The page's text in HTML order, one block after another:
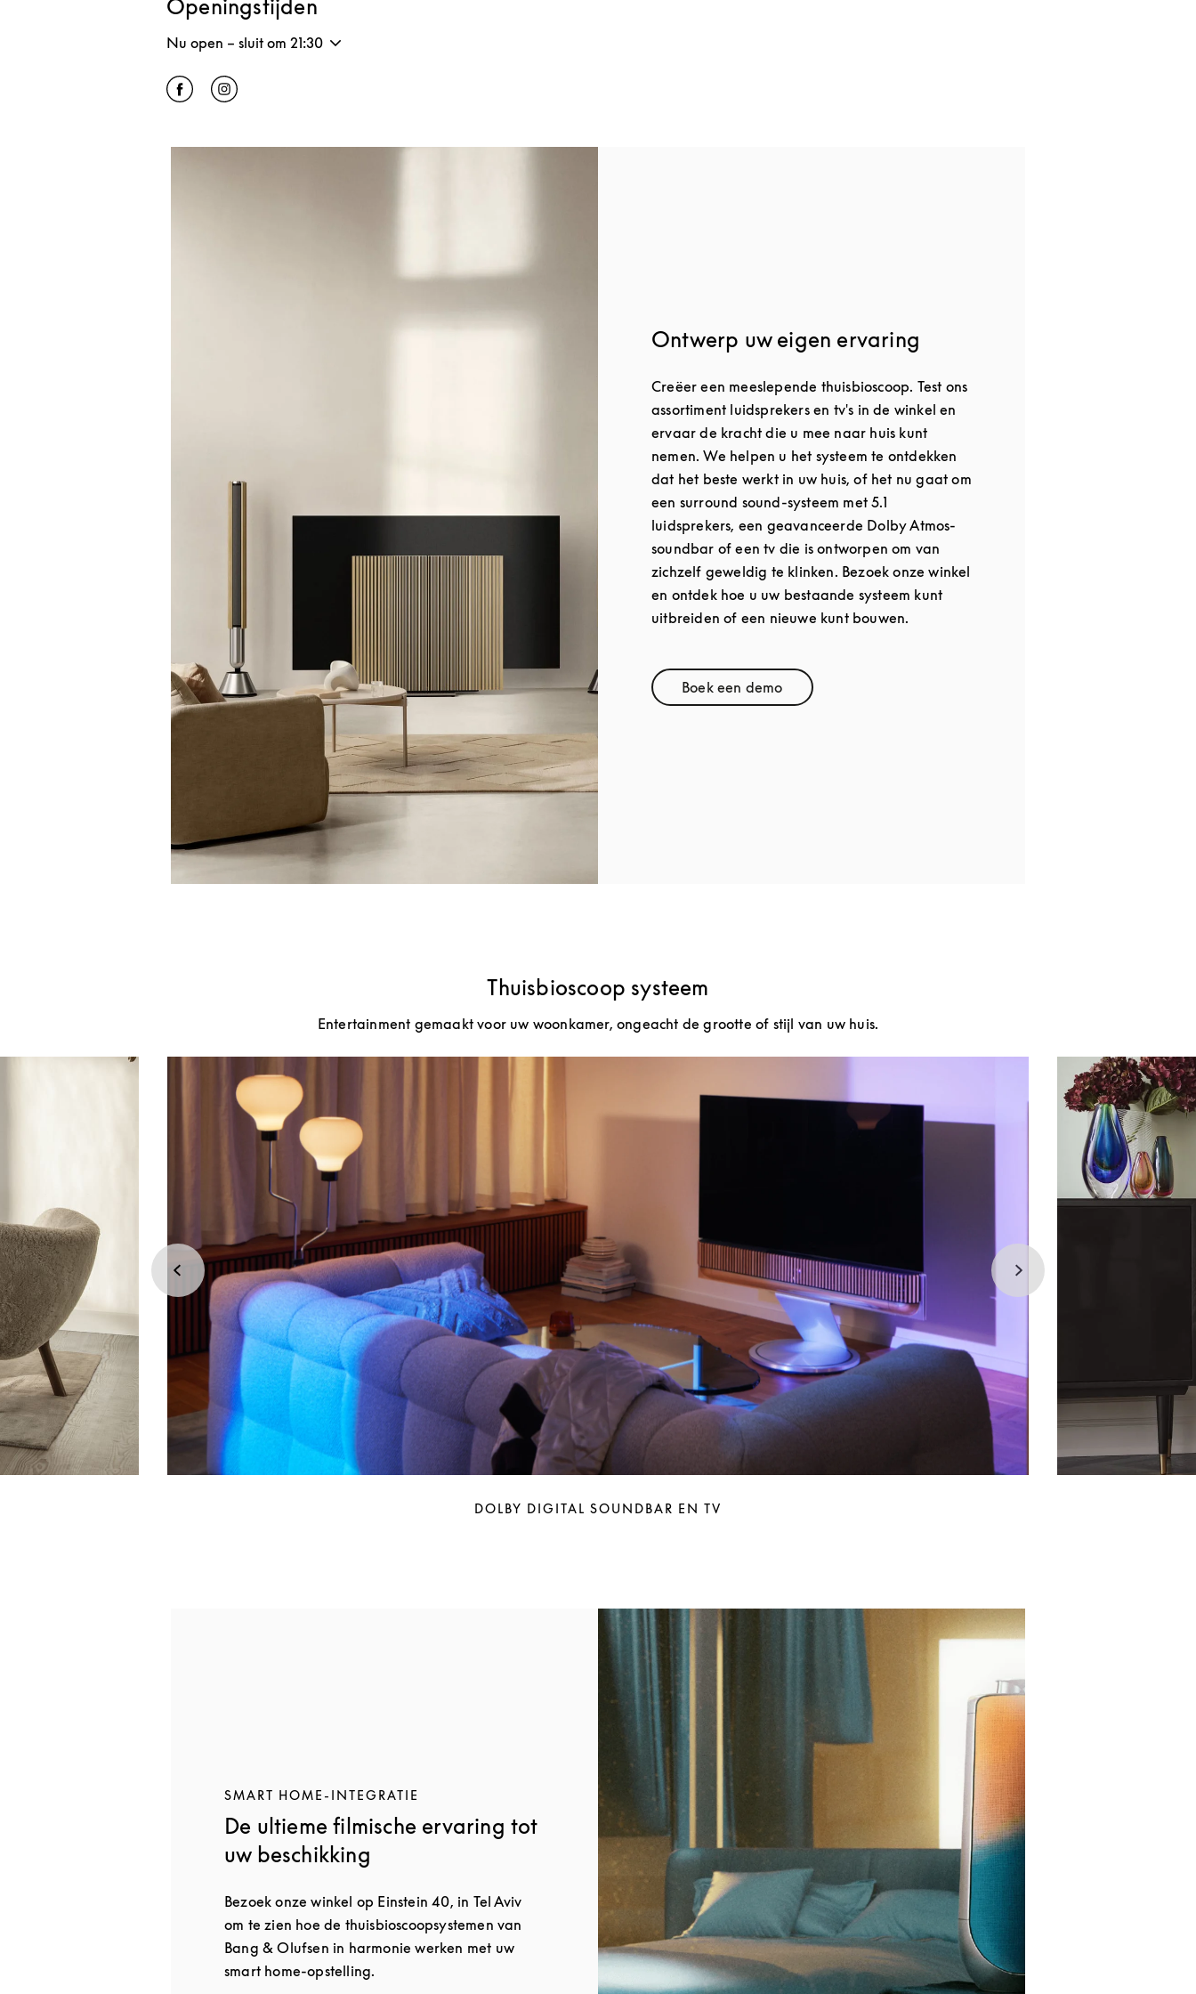
Openingstijden
Nu open – sluit om 21:30
Click to open Facebook
Link Opens in New Tab
Click to open Instagram
Link Opens in New Tab
Ontwerp uw eigen ervaring
Creëer een meeslepende thuisbioscoop. Test ons
assortiment luidsprekers en tv's in de winkel en
ervaar de kracht die u mee naar huis kunt
nemen. We helpen u het systeem te ontdekken
dat het beste werkt in uw huis, of het nu gaat om
een surround sound-systeem met 5.1
luidsprekers, een geavanceerde Dolby Atmos-
soundbar of een tv die is ontworpen om van
zichzelf geweldig te klinken. Bezoek onze winkel
en ontdek hoe u uw bestaande systeem kunt
uitbreiden of een nieuwe kunt bouwen.
Boek een demoLink Opens in New Tab
Thuisbioscoop systeem
Entertainment gemaakt voor uw woonkamer, ongeacht de grootte of stijl van uw huis.
DOLBY DIGITAL SOUNDBAR EN TV
Afbeelding van evenement
SMART HOME-INTEGRATIE
De ultieme filmische ervaring tot
uw beschikking
Bezoek onze winkel op Einstein 40, in Tel Aviv
om te zien hoe de thuisbioscoopsystemen van
Bang & Olufsen in harmonie werken met uw
smart home-opstelling.